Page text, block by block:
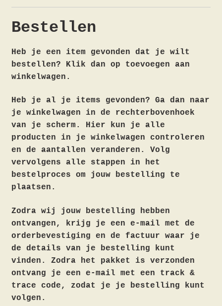
Bestellen
Heb je een item gevonden dat je wilt
bestellen? Klik dan op toevoegen aan
winkelwagen.
Heb je al je items gevonden? Ga dan naar
je winkelwagen in de rechterbovenhoek
van je scherm. Hier kun je alle
producten in je winkelwagen controleren
en de aantallen veranderen. Volg
vervolgens alle stappen in het
bestelproces om jouw bestelling te
plaatsen.
Zodra wij jouw bestelling hebben
ontvangen, krijg je een e-mail met de
orderbevestiging en de factuur waar je
de details van je bestelling kunt
vinden. Zodra het pakket is verzonden
ontvang je een e-mail met een track &
trace code, zodat je je bestelling kunt
volgen.